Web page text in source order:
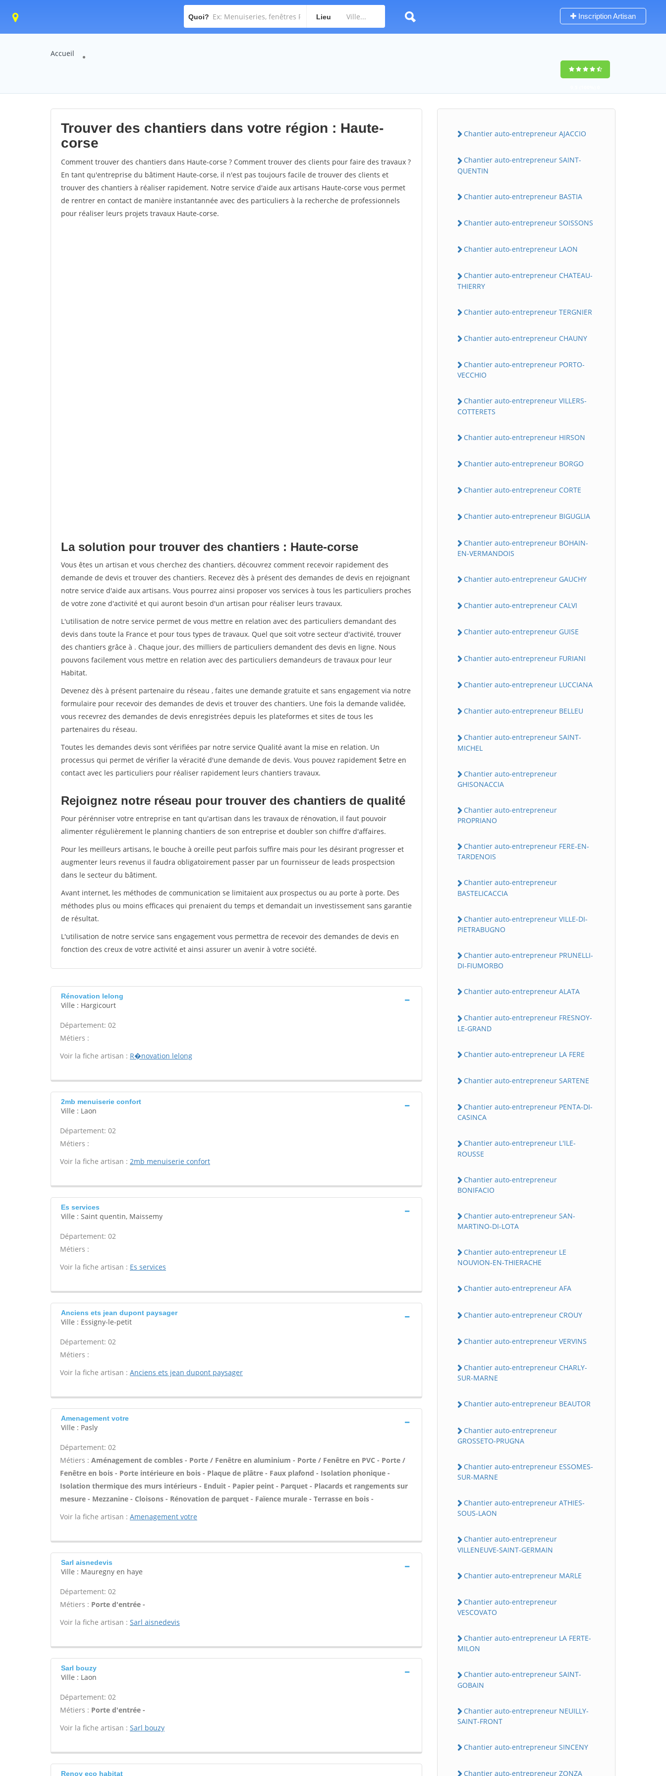
Quoi? Lieu Inscription Artisan
Accueil
Trouver des chantiers dans votre région : Haute-
corse
Comment trouver des chantiers dans Haute-corse ? Comment trouver des clients pour faire des travaux ?
En tant qu'entreprise du bâtiment Haute-corse, il n'est pas toujours facile de trouver des clients et
trouver des chantiers à réaliser rapidement. Notre service d'aide aux artisans Haute-corse vous permet
de rentrer en contact de manière instantannée avec des particuliers à la recherche de professionnels
pour réaliser leurs projets travaux Haute-corse.
La solution pour trouver des chantiers : Haute-corse
Vous êtes un artisan et vous cherchez des chantiers, découvrez comment recevoir rapidement des
demande de devis et trouver des chantiers. Recevez dès à présent des demandes de devis en rejoignant
notre service d'aide aux artisans. Vous pourrez ainsi proposer vos services à tous les particuliers proches
de votre zone d'activité et qui auront besoin d'un artisan pour réaliser leurs travaux.
L'utilisation de notre service permet de vous mettre en relation avec des particuliers demandant des
devis dans toute la France et pour tous types de travaux. Quel que soit votre secteur d'activité, trouver
des chantiers grâce à . Chaque jour, des milliers de particuliers demandent des devis en ligne. Nous
pouvons facilement vous mettre en relation avec des particuliers demandeurs de travaux pour leur
Habitat.
Devenez dès à présent partenaire du réseau , faites une demande gratuite et sans engagement via notre
formulaire pour recevoir des demandes de devis et trouver des chantiers. Une fois la demande validée,
vous recevrez des demandes de devis enregistrées depuis les plateformes et sites de tous les
partenaires du réseau.
Toutes les demandes devis sont vérifiées par notre service Qualité avant la mise en relation. Un
processus qui permet de vérifier la véracité d'une demande de devis. Vous pouvez rapidement $etre en
contact avec les particuliers pour réaliser rapidement leurs chantiers travaux.
Rejoignez notre réseau pour trouver des chantiers de qualité
Pour pérénniser votre entreprise en tant qu'artisan dans les travaux de rénovation, il faut pouvoir
alimenter régulièrement le planning chantiers de son entreprise et doubler son chiffre d'affaires.
Pour les meilleurs artisans, le bouche à oreille peut parfois suffire mais pour les désirant progresser et
augmenter leurs revenus il faudra obligatoirement passer par un fournisseur de leads prospectsion
dans le secteur du bâtiment.
Avant internet, les méthodes de communication se limitaient aux prospectus ou au porte à porte. Des
méthodes plus ou moins efficaces qui prenaient du temps et demandait un investissement sans garantie
de résultat.
L'utilisation de notre service sans engagement vous permettra de recevoir des demandes de devis en
fonction des creux de votre activité et ainsi assurer un avenir à votre société.
Rénovation lelong
Ville : Hargicourt
Département: 02
Métiers :
Voir la fiche artisan : R�novation lelong
2mb menuiserie confort
Ville : Laon
Département: 02
Métiers :
Voir la fiche artisan : 2mb menuiserie confort
Es services
Ville : Saint quentin, Maissemy
Département: 02
Métiers :
Voir la fiche artisan : Es services
Anciens ets jean dupont paysager
Ville : Essigny-le-petit
Département: 02
Métiers :
Voir la fiche artisan : Anciens ets jean dupont paysager
Amenagement votre
Ville : Pasly
Département: 02
Métiers : Aménagement de combles - Porte / Fenêtre en aluminium - Porte / Fenêtre en PVC - Porte /
Fenêtre en bois - Porte intérieure en bois - Plaque de plâtre - Faux plafond - Isolation phonique -
Isolation thermique des murs intérieurs - Enduit - Papier peint - Parquet - Placards et rangements sur
mesure - Mezzanine - Cloisons - Rénovation de parquet - Faïence murale - Terrasse en bois -
Voir la fiche artisan : Amenagement votre
Sarl aisnedevis
Ville : Mauregny en haye
Département: 02
Métiers : Porte d'entrée -
Voir la fiche artisan : Sarl aisnedevis
Sarl bouzy
Ville : Laon
Département: 02
Métiers : Porte d'entrée -
Voir la fiche artisan : Sarl bouzy
Renov eco habitat
Chantier auto-entrepreneur AJACCIO
Chantier auto-entrepreneur SAINT-
QUENTIN
Chantier auto-entrepreneur BASTIA
Chantier auto-entrepreneur SOISSONS
Chantier auto-entrepreneur LAON
Chantier auto-entrepreneur CHATEAU-
THIERRY
Chantier auto-entrepreneur TERGNIER
Chantier auto-entrepreneur CHAUNY
Chantier auto-entrepreneur PORTO-
VECCHIO
Chantier auto-entrepreneur VILLERS-
COTTERETS
Chantier auto-entrepreneur HIRSON
Chantier auto-entrepreneur BORGO
Chantier auto-entrepreneur CORTE
Chantier auto-entrepreneur BIGUGLIA
Chantier auto-entrepreneur BOHAIN-
EN-VERMANDOIS
Chantier auto-entrepreneur GAUCHY
Chantier auto-entrepreneur CALVI
Chantier auto-entrepreneur GUISE
Chantier auto-entrepreneur FURIANI
Chantier auto-entrepreneur LUCCIANA
Chantier auto-entrepreneur BELLEU
Chantier auto-entrepreneur SAINT-
MICHEL
Chantier auto-entrepreneur
GHISONACCIA
Chantier auto-entrepreneur
PROPRIANO
Chantier auto-entrepreneur FERE-EN-
TARDENOIS
Chantier auto-entrepreneur
BASTELICACCIA
Chantier auto-entrepreneur VILLE-DI-
PIETRABUGNO
Chantier auto-entrepreneur PRUNELLI-
DI-FIUMORBO
Chantier auto-entrepreneur ALATA
Chantier auto-entrepreneur FRESNOY-
LE-GRAND
Chantier auto-entrepreneur LA FERE
Chantier auto-entrepreneur SARTENE
Chantier auto-entrepreneur PENTA-DI-
CASINCA
Chantier auto-entrepreneur L'ILE-
ROUSSE
Chantier auto-entrepreneur
BONIFACIO
Chantier auto-entrepreneur SAN-
MARTINO-DI-LOTA
Chantier auto-entrepreneur LE
NOUVION-EN-THIERACHE
Chantier auto-entrepreneur AFA
Chantier auto-entrepreneur CROUY
Chantier auto-entrepreneur VERVINS
Chantier auto-entrepreneur CHARLY-
SUR-MARNE
Chantier auto-entrepreneur BEAUTOR
Chantier auto-entrepreneur
GROSSETO-PRUGNA
Chantier auto-entrepreneur ESSOMES-
SUR-MARNE
Chantier auto-entrepreneur ATHIES-
SOUS-LAON
Chantier auto-entrepreneur
VILLENEUVE-SAINT-GERMAIN
Chantier auto-entrepreneur MARLE
Chantier auto-entrepreneur
VESCOVATO
Chantier auto-entrepreneur LA FERTE-
MILON
Chantier auto-entrepreneur SAINT-
GOBAIN
Chantier auto-entrepreneur NEUILLY-
SAINT-FRONT
Chantier auto-entrepreneur SINCENY
Chantier auto-entrepreneur ZONZA